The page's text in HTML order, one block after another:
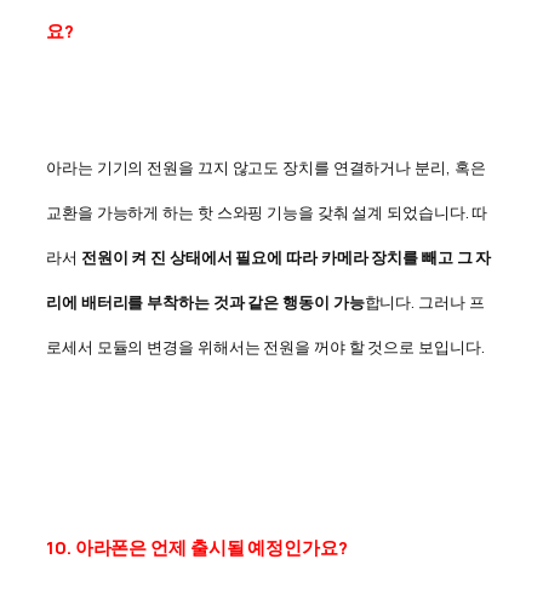
요?
아라는 기기의 전원을 끄지 않고도 장치를 연결하거나 분리, 혹은
교환을 가능하게 하는 핫 스와핑 기능을 갖춰 설계 되었습니다. 따
라서 전원이 켜 진 상태에서 필요에 따라 카메라 장치를 빼고 그 자
리에 배터리를 부착하는 것과 같은 행동이 가능합니다. 그러나 프
로세서 모듈의 변경을 위해서는 전원을 꺼야 할 것으로 보입니다.
10. 아라폰은 언제 출시될 예정인가요?